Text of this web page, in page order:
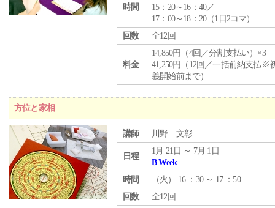
時間
15：20～16：40／
17：00～18：20（1日2コマ）
回数
全12回
料金
14,850円（4回／分割支払い）×3
41,250円（12回／一括前納支払※
義開始前まで）
方位と家相
講師 川野 文彰
日程
1月 21日 ～ 7月 1日
B Week
時間
（火 ） 16 ：30 ～ 17 ：50
回数
全12回